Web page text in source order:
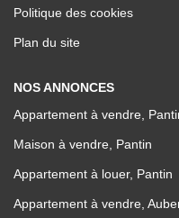
Politique des cookies
Plan du site
NOS ANNONCES
Appartement à vendre,
Maison à vendre, Pantin
Appartement à louer, Pantin
Appartement à vendre,